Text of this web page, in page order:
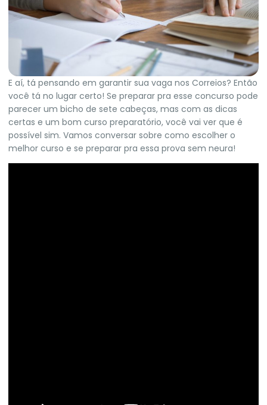
E aí, tá pensando em garantir sua vaga nos Correios? Então
você tá no lugar certo! Se preparar pra esse concurso pode
parecer um bicho de sete cabeças, mas com as dicas
certas e um bom curso preparatório, você vai ver que é
possível sim. Vamos conversar sobre como escolher o
melhor curso e se preparar pra essa prova sem neura!